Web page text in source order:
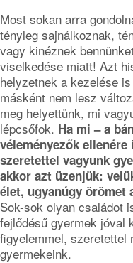
Most sokan arra
tényleg sajnálkoznak,
vagy kinéznek
viselkedése miatt! Azt
helyzetnek a kezelése
másként nem lesz
meg helyettünk, mi
lépcsőfok. Ha mi – a
véleményezők
szeretettel vagyunk
akkor azt üzenjük:
élet, ugyanúgy örömet
Sok-sok olyan családot
fejlődésű gyermek jóval
figyelemmel, szeretettel
gyermekeink.